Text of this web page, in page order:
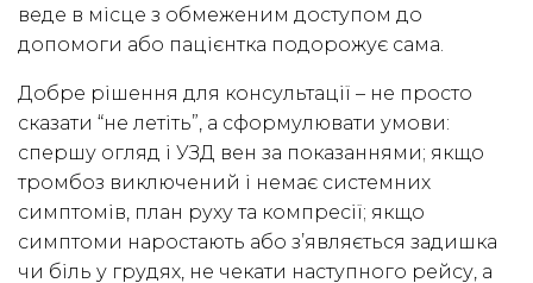
веде в місце з обмеженим доступом до
допомоги або пацієнтка подорожує сама.
Добре рішення для консультації – не просто
сказати “не летіть”, а сформулювати умови:
спершу огляд і УЗД вен за показаннями; якщо
тромбоз виключений і немає системних
симптомів, план руху та компресії; якщо
симптоми наростають або з’являється задишка
чи біль у грудях, не чекати наступного рейсу, а